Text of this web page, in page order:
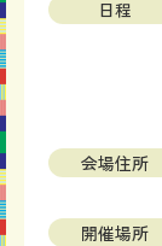
日程
会場住所
開催場所